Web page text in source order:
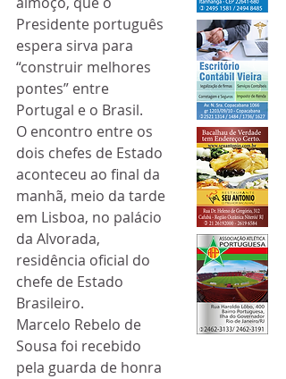
Presidente português
espera sirva para
“construir melhores
pontes” entre
Portugal e o Brasil.
O encontro entre os
dois chefes de Estado
aconteceu ao final da
manhã, meio da tarde
em Lisboa, no palácio
da Alvorada,
residência oficial do
chefe de Estado
Brasileiro.
Marcelo Rebelo de
Sousa foi recebido
pela guarda de honra